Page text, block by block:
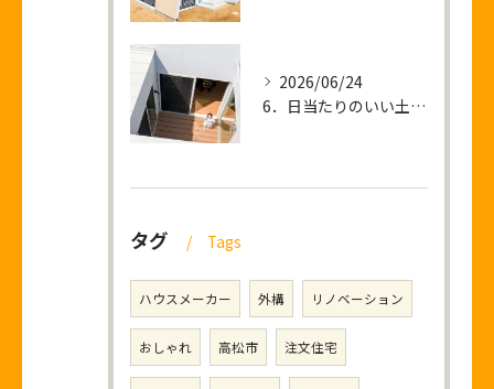
2026/06/24
6．日当たりのいい土地を買って後悔すること
タグ Tags
ハウスメーカー 外構 リノベーション
おしゃれ 高松市 注文住宅